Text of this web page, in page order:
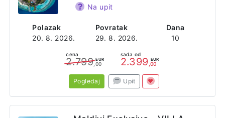
Maldives
Polazak
20. 8. 2026.
Povratak
29. 8. 2026.
Dana
10
Na upit
cena
2.799 EUR
,00
sada od
2.399 EUR
,00
Pogledaj Upit